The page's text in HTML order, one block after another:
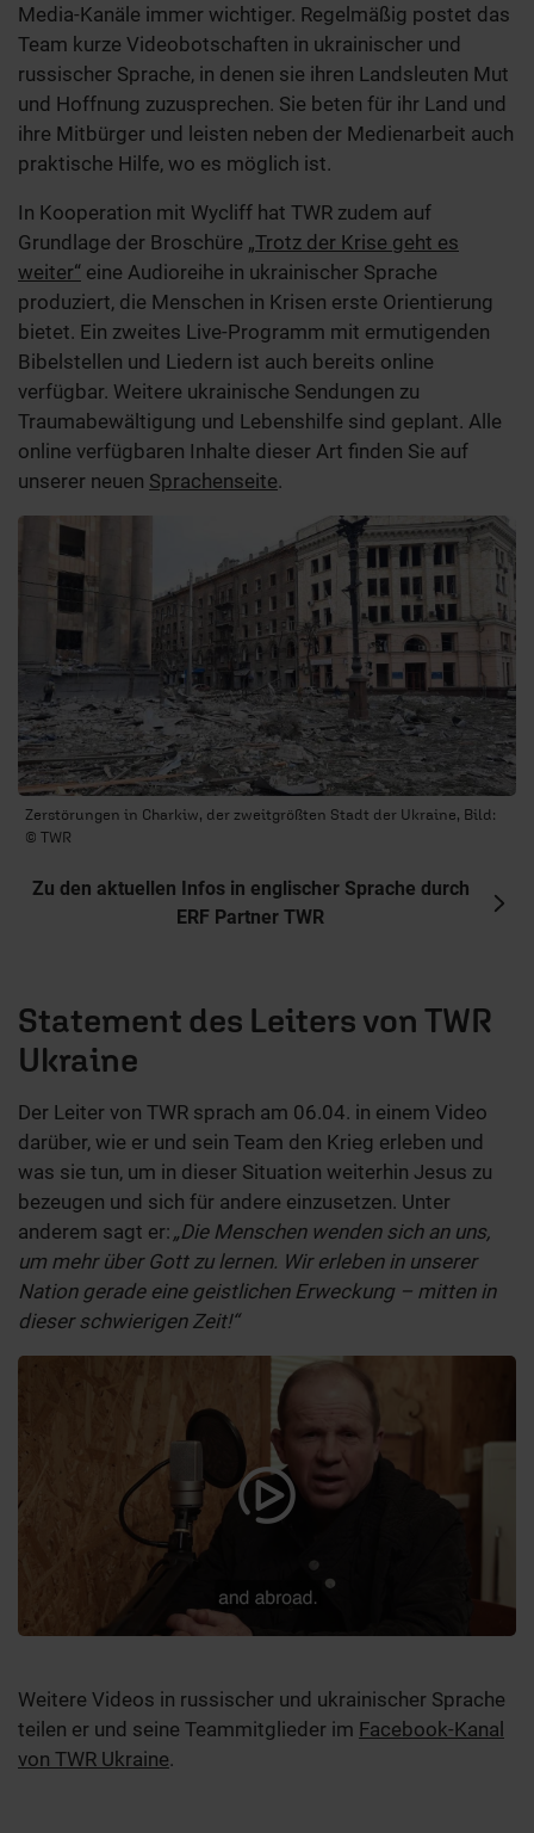
Media-Kanäle immer wichtiger. Regelmäßig postet das
Team kurze Videobotschaften in ukrainischer und
russischer Sprache, in denen sie ihren Landsleuten Mut
und Hoffnung zuzusprechen. Sie beten für ihr Land und
ihre Mitbürger und leisten neben der Medienarbeit auch
praktische Hilfe, wo es möglich ist.
In Kooperation mit Wycliff hat TWR zudem auf
Grundlage der Broschüre „Trotz der Krise geht es
weiter“ eine Audioreihe in ukrainischer Sprache
produziert, die Menschen in Krisen erste Orientierung
bietet. Ein zweites Live-Programm mit ermutigenden
Bibelstellen und Liedern ist auch bereits online
verfügbar. Weitere ukrainische Sendungen zu
Traumabewältigung und Lebenshilfe sind geplant. Alle
online verfügbaren Inhalte dieser Art finden Sie auf
unserer neuen Sprachenseite.
Zerstörungen in Charkiw, der zweitgrößten Stadt der Ukraine, Bild:
© TWR
Zu den aktuellen Infos in englischer Sprache durch
ERF Partner TWR
Statement des Leiters von TWR
Ukraine
Der Leiter von TWR sprach am 06.04. in einem Video
darüber, wie er und sein Team den Krieg erleben und
was sie tun, um in dieser Situation weiterhin Jesus zu
bezeugen und sich für andere einzusetzen. Unter
anderem sagt er: „Die Menschen wenden sich an uns,
um mehr über Gott zu lernen. Wir erleben in unserer
Nation gerade eine geistlichen Erweckung – mitten in
dieser schwierigen Zeit!“
Weitere Videos in russischer und ukrainischer Sprache
teilen er und seine Teammitglieder im Facebook-Kanal
von TWR Ukraine.